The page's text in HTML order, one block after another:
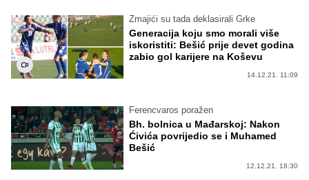
Zmajići su tada deklasirali Grke
Generacija koju smo morali više
iskoristiti: Bešić prije devet godina
zabio gol karijere na Koševu
14.12.21. 11:09
Ferencvaros poražen
Bh. bolnica u Mađarskoj: Nakon
Ćivića povrijedio se i Muhamed
Bešić
12.12.21. 18:30